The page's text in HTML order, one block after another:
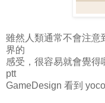
雖然人類通常不會注意
界的
感受，很容易就會覺得
ptt
GameDesign 看到